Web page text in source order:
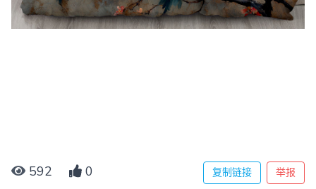
592 0 复制链接 举报